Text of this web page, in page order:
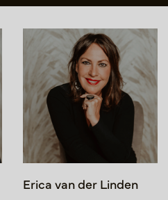
Erica van der Linden